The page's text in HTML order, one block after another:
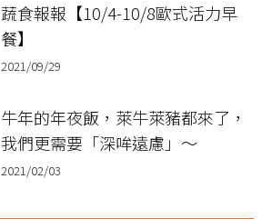
蔬食報報【10/4-10/8歐式活力早
餐】
2021/09/29
牛年的年夜飯，萊牛萊豬都來了，
我們更需要「深哞遠慮」～
2021/02/03